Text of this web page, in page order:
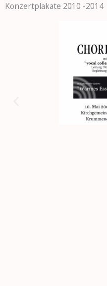
Konzertplakate 2010 -2014